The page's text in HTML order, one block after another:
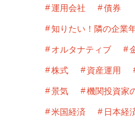
運用会社 債券
知りたい！隣の企業
オルタナティブ
株式 資産運用
景気 機関投資家
米国経済 日本経